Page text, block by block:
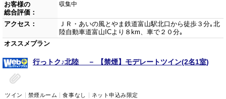
お客様の
総合評価：
収集中
アクセス：
ＪＲ・あいの風とやま鉄道富山駅北口から徒歩３分｡北
陸自動車道富山ICより８km、車で２０分｡
オススメプラン
行っトク♪北陸 － 【禁煙】モデレートツイン(2名1室)
ツイン 禁煙ルーム 食事なし ネット申込み限定